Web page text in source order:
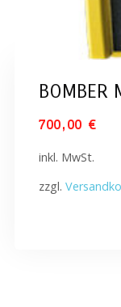
BOMBER
700,00 €
inkl. MwSt.
zzgl.